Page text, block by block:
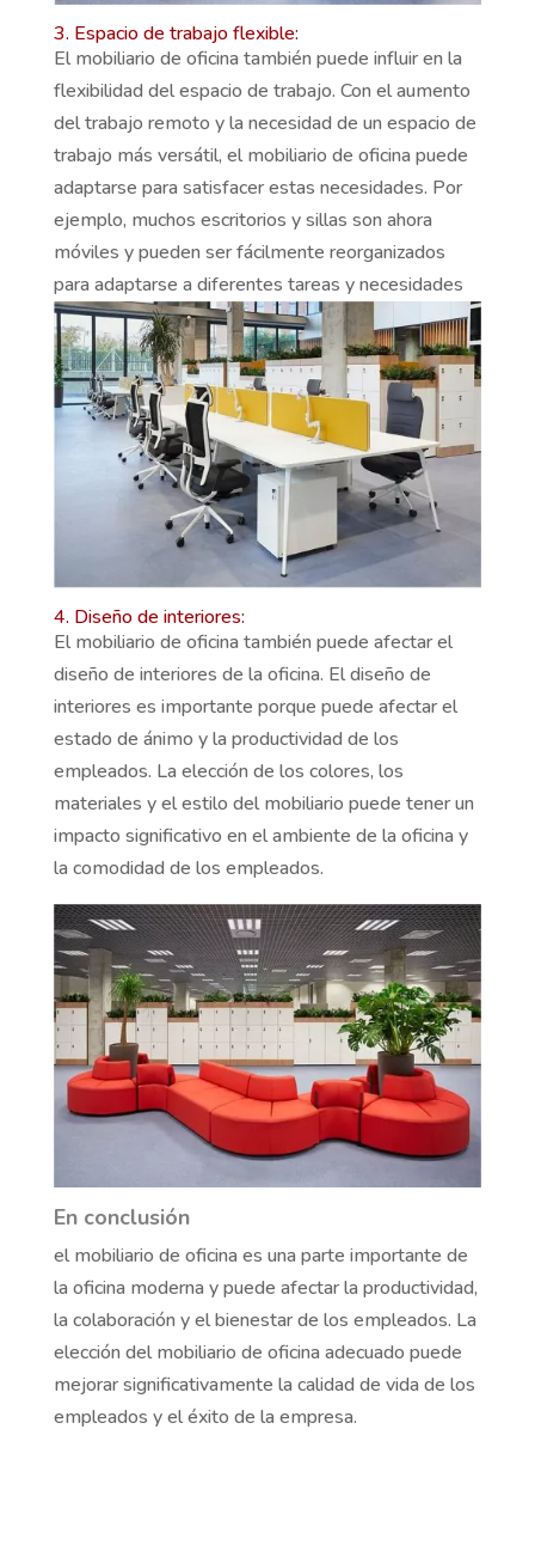
3. Espacio de trabajo flexible:
El mobiliario de oficina también puede influir en la
flexibilidad del espacio de trabajo. Con el aumento
del trabajo remoto y la necesidad de un espacio de
trabajo más versátil, el mobiliario de oficina puede
adaptarse para satisfacer estas necesidades. Por
ejemplo, muchos escritorios y sillas son ahora
móviles y pueden ser fácilmente reorganizados
para adaptarse a diferentes tareas y necesidades
4. Diseño de interiores:
El mobiliario de oficina también puede afectar el
diseño de interiores de la oficina. El diseño de
interiores es importante porque puede afectar el
estado de ánimo y la productividad de los
empleados. La elección de los colores, los
materiales y el estilo del mobiliario puede tener un
impacto significativo en el ambiente de la oficina y
la comodidad de los empleados.
En conclusión
el mobiliario de oficina es una parte importante de
la oficina moderna y puede afectar la productividad,
la colaboración y el bienestar de los empleados. La
elección del mobiliario de oficina adecuado puede
mejorar significativamente la calidad de vida de los
empleados y el éxito de la empresa.